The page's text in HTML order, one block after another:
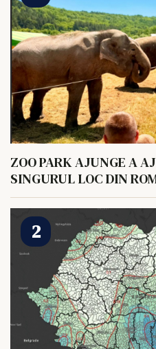
ZOO PARK AJUNGE A
SINGURUL LOC DIN
HRANI UN ELEFANT